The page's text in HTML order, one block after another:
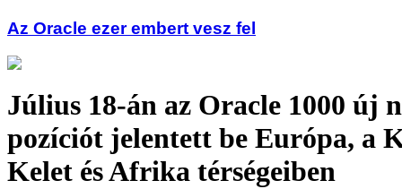
Az Oracle ezer embert vesz fel
Július 18-án az Oracle 1000 új
pozíciót jelentett be Európa, a
Kelet és Afrika térségeiben